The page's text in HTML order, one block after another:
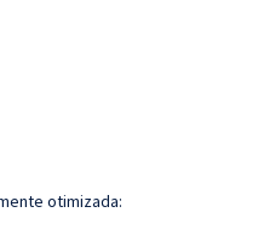
otimizada: